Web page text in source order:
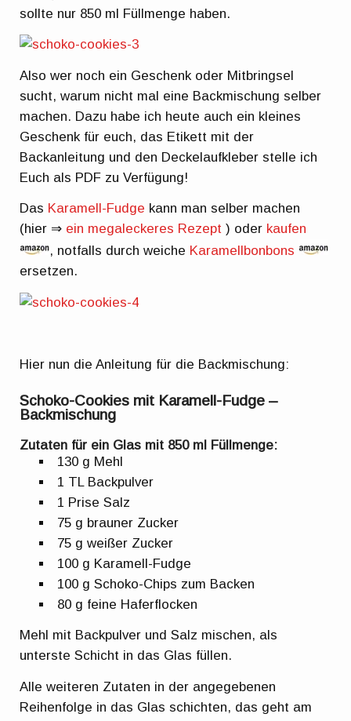
sollte nur 850 ml Füllmenge haben.
Also wer noch ein Geschenk oder Mitbringsel
sucht, warum nicht mal eine Backmischung selber
machen. Dazu habe ich heute auch ein kleines
Geschenk für euch, das Etikett mit der
Backanleitung und den Deckelaufkleber stelle ich
Euch als PDF zu Verfügung!
Das Karamell-Fudge kann man selber machen
(hier ⇒ ein megaleckeres Rezept ) oder kaufen
, notfalls durch weiche Karamellbonbons
ersetzen.
Hier nun die Anleitung für die Backmischung:
Schoko-Cookies mit Karamell-Fudge –
Backmischung
Zutaten für ein Glas mit 850 ml Füllmenge:
130 g Mehl
1 TL Backpulver
1 Prise Salz
75 g brauner Zucker
75 g weißer Zucker
100 g Karamell-Fudge
100 g Schoko-Chips zum Backen
80 g feine Haferflocken
Mehl mit Backpulver und Salz mischen, als
unterste Schicht in das Glas füllen.
Alle weiteren Zutaten in der angegebenen
Reihenfolge in das Glas schichten, das geht am